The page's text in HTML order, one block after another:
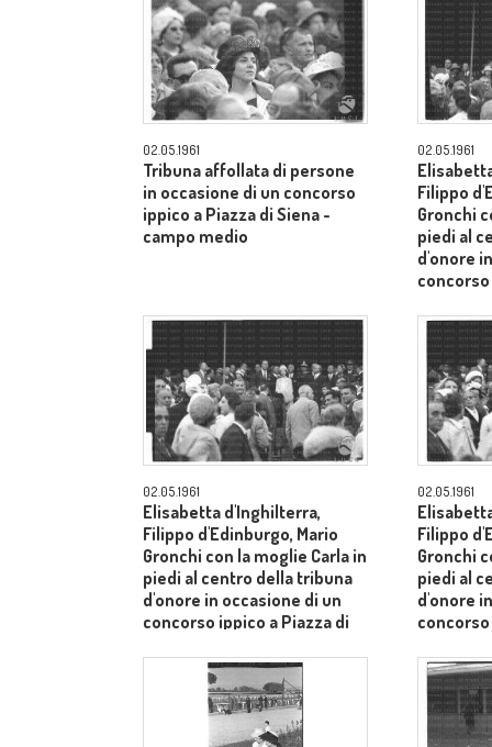
02.05.1961
Tribuna affollata di persone
in occasione di un concorso
ippico a Piazza di Siena -
campo medio
02.05.1961
Filippo
Gronchi
piedi al
d'onore
02.05.1961
Elisabetta d'Inghilterra,
Filippo d'Edinburgo, Mario
Gronchi con la moglie Carla in
piedi al centro della tribuna
d'onore in occasione di un
concorso ippico a Piazza di
02.05.1961
Filippo
Gronchi
piedi al
d'onore